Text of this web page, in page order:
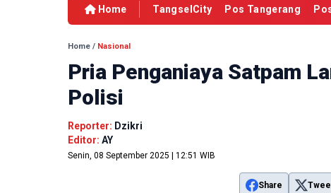
Home TangselCity Pos Tangerang
Home / Nasional
Pria Penganiaya Satpam
Polisi
Reporter: Dzikri
Editor: AY
Senin, 08 September 2025 | 12:51 WIB
Share